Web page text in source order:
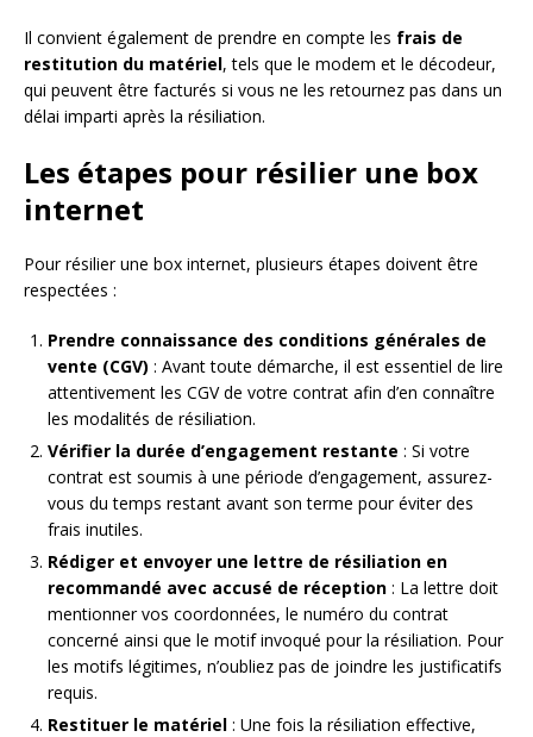
Il convient également de prendre en compte les frais de
restitution du matériel, tels que le modem et le décodeur,
qui peuvent être facturés si vous ne les retournez pas dans un
délai imparti après la résiliation.
Les étapes pour résilier une box
internet
Pour résilier une box internet, plusieurs étapes doivent être
respectées :
Prendre connaissance des conditions générales de
vente (CGV) : Avant toute démarche, il est essentiel de lire
attentivement les CGV de votre contrat afin d’en connaître
les modalités de résiliation.
Vérifier la durée d’engagement restante : Si votre
contrat est soumis à une période d’engagement, assurez-
vous du temps restant avant son terme pour éviter des
frais inutiles.
Rédiger et envoyer une lettre de résiliation en
recommandé avec accusé de réception : La lettre doit
mentionner vos coordonnées, le numéro du contrat
concerné ainsi que le motif invoqué pour la résiliation. Pour
les motifs légitimes, n’oubliez pas de joindre les justificatifs
requis.
Restituer le matériel : Une fois la résiliation effective,